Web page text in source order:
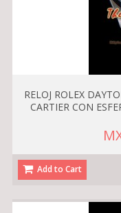
RELOJ ROLEX
CARTIER CON
Add to Cart